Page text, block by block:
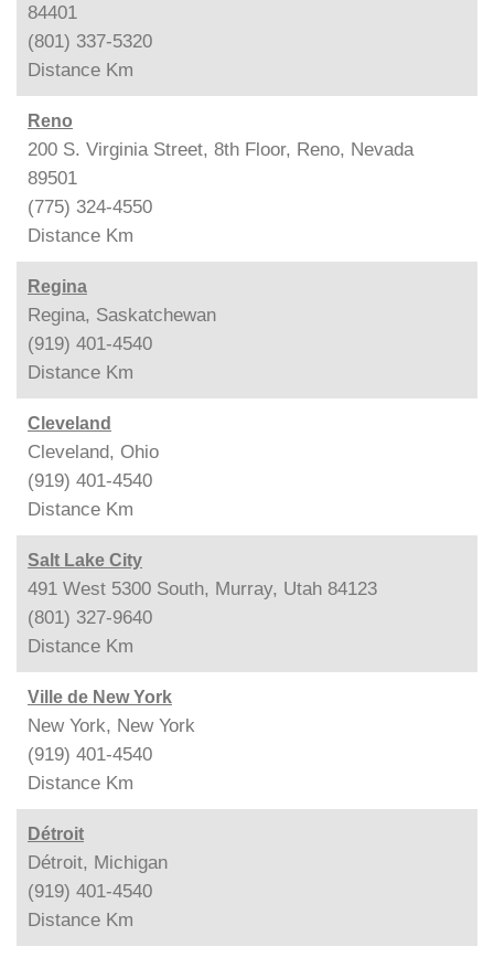
84401
(801) 337-5320
Distance Km
Reno
200 S. Virginia Street, 8th Floor, Reno, Nevada
89501
(775) 324-4550
Distance Km
Regina
Regina, Saskatchewan
(919) 401-4540
Distance Km
Cleveland
Cleveland, Ohio
(919) 401-4540
Distance Km
Salt Lake City
491 West 5300 South, Murray, Utah 84123
(801) 327-9640
Distance Km
Ville de New York
New York, New York
(919) 401-4540
Distance Km
Détroit
Détroit, Michigan
(919) 401-4540
Distance Km